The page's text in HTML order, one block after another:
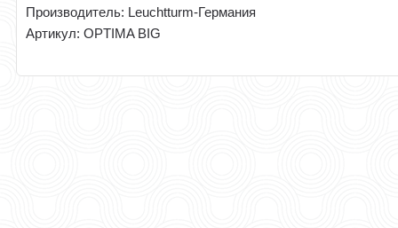
Производитель: Leuchtturm-Германия
Артикул: OPTIMA BIG